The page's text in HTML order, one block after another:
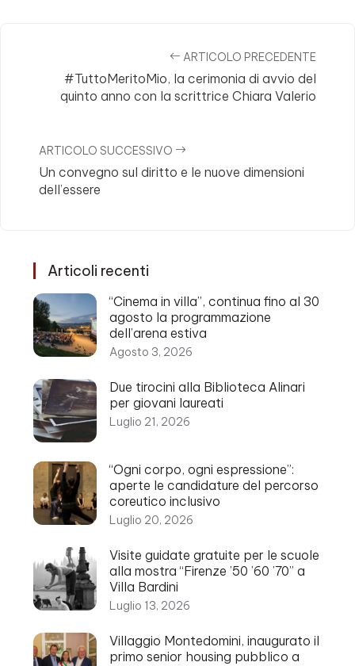
ARTICOLO PRECEDENTE
#TuttoMeritoMio, la cerimonia di avvio del
quinto anno con la scrittrice Chiara Valerio
ARTICOLO SUCCESSIVO
Un convegno sul diritto e le nuove dimensioni
dell’essere
Articoli recenti
“Cinema in villa”, continua fino al 30
agosto la programmazione
dell’arena estiva
Agosto 3, 2026
Due tirocini alla Biblioteca Alinari
per giovani laureati
Luglio 21, 2026
“Ogni corpo, ogni espressione”:
aperte le candidature del percorso
coreutico inclusivo
Luglio 20, 2026
Visite guidate gratuite per le scuole
alla mostra “Firenze ’50 ’60 ’70” a
Villa Bardini
Luglio 13, 2026
Villaggio Montedomini, inaugurato il
primo senior housing pubblico a